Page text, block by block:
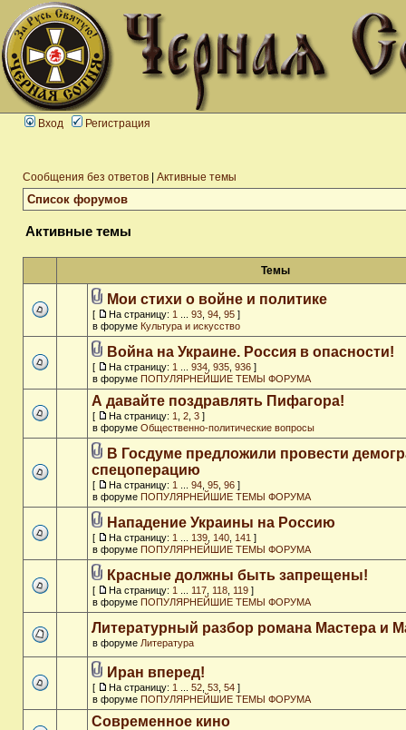
Вход Регистрация
Сообщения без ответов Активные темы
Список форумов
Активные темы
Темы
Мои стихи о войне и политике
[ На страницу: 1 93 94 95 ]
в форуме Культура и искусство
Война на Украине. Россия в опасности!
[ На страницу: 1 934 935 936 ]
в форуме ПОПУЛЯРНЕЙШИЕ ТЕМЫ ФОРУМА
А давайте поздравлять Пифагора!
[ На страницу: 1 2 3 ]
в форуме Общественно-политические вопросы
В Госдуме предложили провести
спецоперацию
[ На страницу: 1 94 95 96 ]
в форуме ПОПУЛЯРНЕЙШИЕ ТЕМЫ ФОРУМА
Нападение Украины на Россию
[ На страницу: 1 139 140 141 ]
в форуме ПОПУЛЯРНЕЙШИЕ ТЕМЫ ФОРУМА
Красные должны быть запрещены!
[ На страницу: 1 117 118 119 ]
в форуме ПОПУЛЯРНЕЙШИЕ ТЕМЫ ФОРУМА
Литературный разбор романа Мастера и
в форуме Литература
Иран вперед!
[ На страницу: 1 52 53 54 ]
в форуме ПОПУЛЯРНЕЙШИЕ ТЕМЫ ФОРУМА
Современное кино